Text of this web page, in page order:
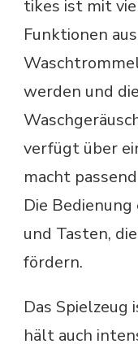
tikes ist mit
Funktionen
werden und
verfügt über
macht
Die
und Tasten,
fördern.
Das
hält auch